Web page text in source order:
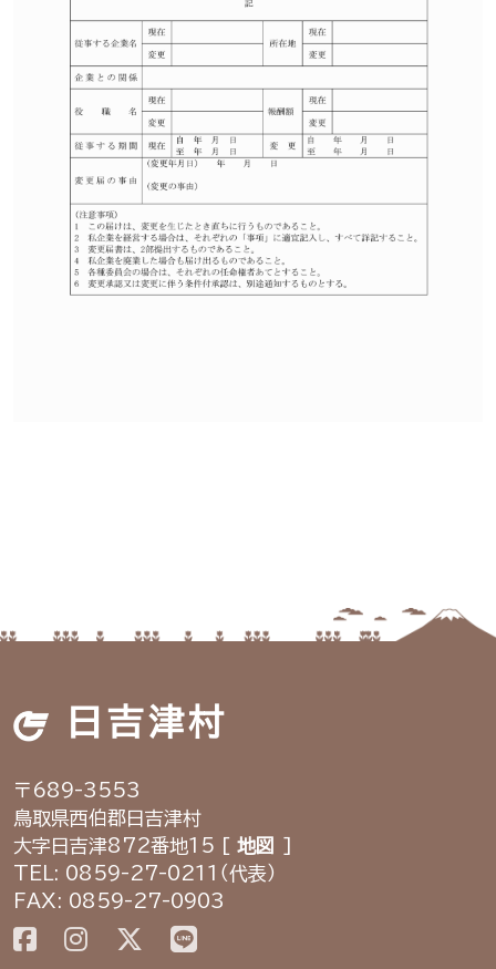
日吉津村
〒689-3553
鳥取県西伯郡日吉津村
大字日吉津872番地15 [ 地図
]
TEL: 0859-27-0211（代表）
FAX: 0859-27-0903